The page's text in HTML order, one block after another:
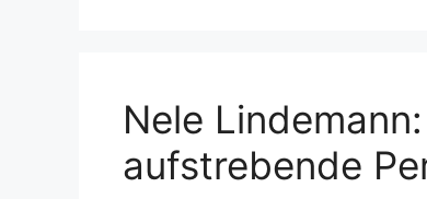
Nele
aufstrebende